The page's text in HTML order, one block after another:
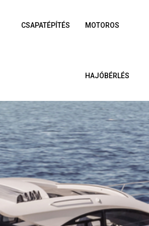
CSAPATÉPÍTÉS MOTOROS
HAJÓBÉRLÉS